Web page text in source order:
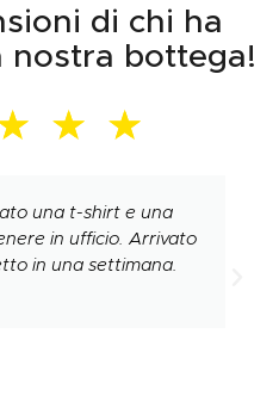
di chi ha
nostra bottega!
★ ★
una t-shirt e una
in ufficio. Arrivato
in una settimana.